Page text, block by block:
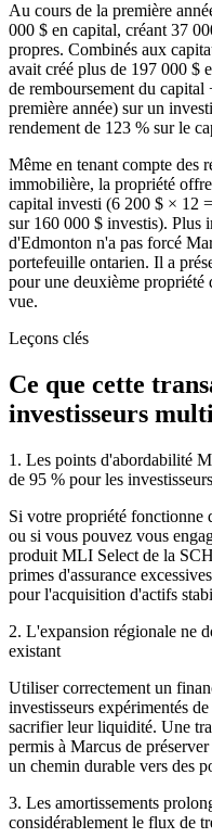
Au cours de la première
000 $ en capital, créant 37
propres. Combinés aux
avait créé plus de 197 000 $
de remboursement du
première année) sur un
rendement de 123 % sur le
Même en tenant compte des
immobilière, la propriété
capital investi (6 200 $ × 12
sur 160 000 $ investis). Plus
d'Edmonton n'a pas forcé
portefeuille ontarien. Il a
pour une deuxième propriété
vue.
Leçons clés
Ce que cette
investisseurs
1. Les points d'abordabilité
de 95 % pour les
Si votre propriété fonctionne
ou si vous pouvez vous
produit MLI Select de la
primes d'assurance
pour l'acquisition d'actifs
2. L'expansion régionale ne
existant
Utiliser correctement un
investisseurs expérimentés
sacrifier leur liquidité. Une
permis à Marcus de
un chemin durable vers des
3. Les amortissements
considérablement le flux de